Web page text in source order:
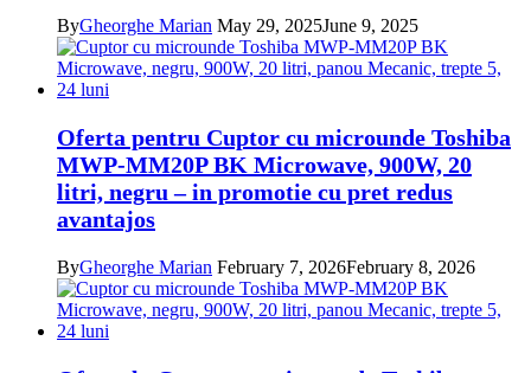
ByGheorghe Marian May 29, 2025June 9, 2025
Oferta pentru Cuptor cu microunde Toshiba
MWP-MM20P BK Microwave, 900W, 20
litri, negru – in promotie cu pret redus
avantajos
ByGheorghe Marian February 7, 2026February 8, 2026